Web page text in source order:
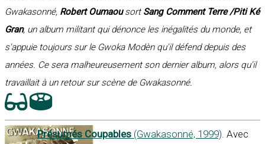
Gwakasonné, Robert OumaousortSang Comment Terre /Piti Ké
Gran, un album militant qui dénonce les inégalités du monde, et
s'appuie toujours sur le Gwoka Modèn qu'il défend depuis des
années. Ce sera malheureusement son dernier album, alors qu'il
travaillait à un retour sur scène de Gwakasonné.
Présumés Coupables (Gwakasonné, 1999). Avec